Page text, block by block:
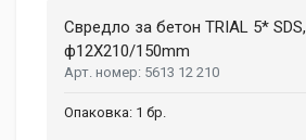
Свредло за бетон TRIAL 5* SDS,
ф12X210/150mm
5613 12 210
1 бр.